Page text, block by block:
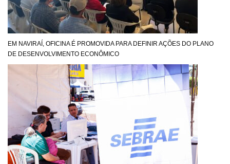
EM NAVIRAÍ, OFICINA É PROMOVIDA PARA DEFINIR AÇÕES DO PLANO
DE DESENVOLVIMENTO ECONÔMICO